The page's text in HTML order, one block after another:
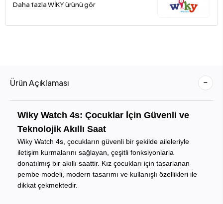
Daha fazla WİKY ürünü gör
Ürün Açıklaması
Wiky Watch 4s: Çocuklar İçin Güvenli ve
Teknolojik Akıllı Saat
Wiky Watch 4s, çocukların güvenli bir şekilde aileleriyle
iletişim kurmalarını sağlayan, çeşitli fonksiyonlarla
donatılmış bir akıllı saattir. Kız çocukları için tasarlanan
pembe modeli, modern tasarımı ve kullanışlı özellikleri ile
dikkat çekmektedir.